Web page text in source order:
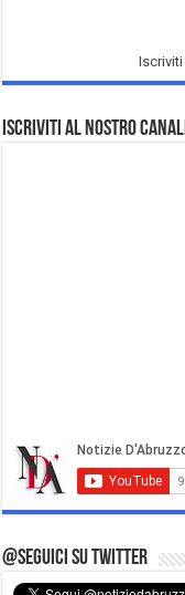
Iscriviti al nostro
@Seguici su Twitter